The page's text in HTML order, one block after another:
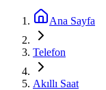
Ana Sayfa
Telefon
Akıllı Saat